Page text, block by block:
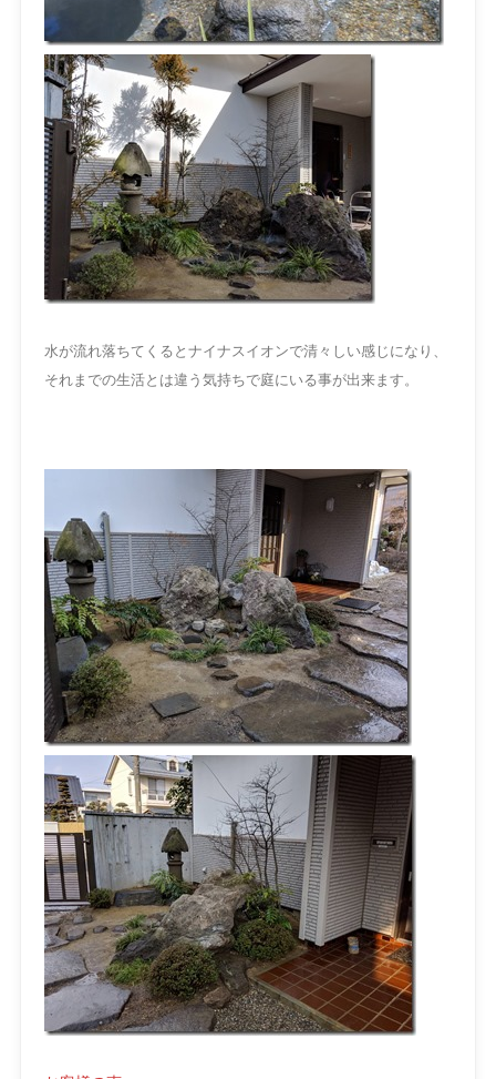
水が流れ落ちてくるとナイナスイオンで清々しい感じになり、
それまでの生活とは違う気持ちで庭にいる事が出来ます。